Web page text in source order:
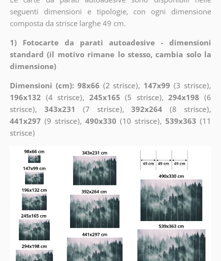
seguenti dimensioni e tipologie, con ogni dimensione
composta da strisce larghe 49 cm.
1) Fotocarte da parati autoadesive - dimensioni
standard (il motivo rimane lo stesso, cambia solo la
dimensione)
Dimensioni (cm): 98x66 (2 strisce), 147x99 (3 strisce),
196x132 (4 strisce), 245x165 (5 strisce),294x198 (6
strisce), 343x231 (7 strisce),392x264 (8 strisce),
441x297 (9 strisce), 490x330 (10 strisce),539x363 (11
strisce)